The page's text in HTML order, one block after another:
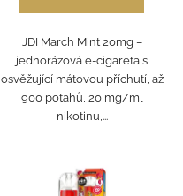
JDI March Mint 20mg –
jednorázová e-cigareta s
osvěžující mátovou příchutí, až
900 potahů, 20 mg/ml
nikotinu,...